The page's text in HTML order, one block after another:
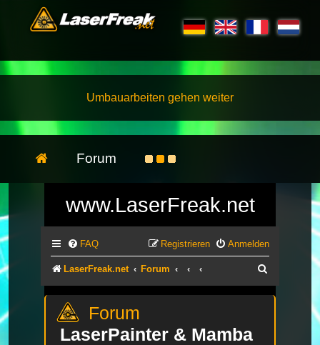
Umbauarbeiten gehen weiter
Forum
www.LaserFreak.net
FAQ Anmelden
Registrieren
LaserFreak.net Forum
LaserPainter & Mamba